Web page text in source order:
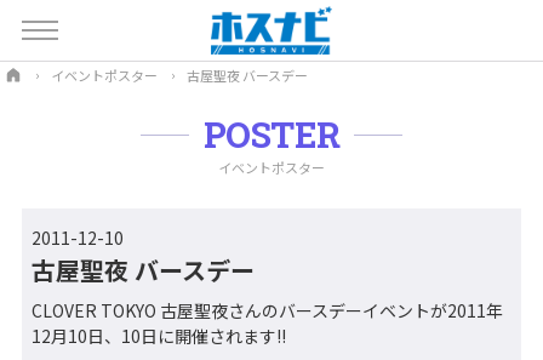
イベントポスター 古屋聖夜 バースデー
POSTER
イベントポスター
2011-12-10
古屋聖夜 バースデー
CLOVER TOKYO 古屋聖夜さんのバースデーイベントが2011年
12月10日、10日に開催されます!!